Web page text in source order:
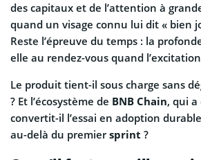
des capitaux et de l’attention à
quand un visage connu lui dit « bien
Reste l’épreuve du temps : la
elle au rendez-vous quand
Le produit tient-il sous charge sans
? Et l’écosystème de BNB Chain, qui
convertit-il l’essai en adoption
au-delà du premiersprint ?